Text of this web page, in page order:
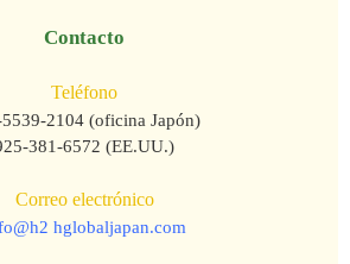
Contacto
Teléfono
2104 (oficina Japón)
381-6572 (EE.UU.)
Correo electrónico
hglobaljapan.com